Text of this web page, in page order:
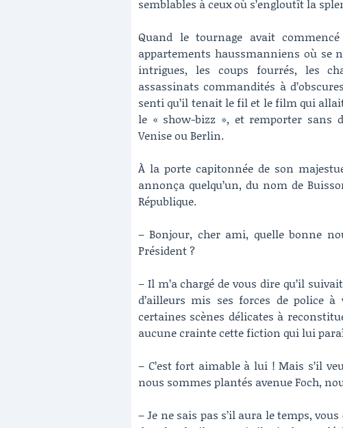
semblables à ceux où s’engloutît la
Quand le tournage avait
appartements haussmanniens où se
intrigues, les coups fourrés, les
assassinats commandités à
senti qu’il tenait le fil et le film qui
le « show-bizz », et remporter sans
Venise ou Berlin.
À la porte capitonnée de son
annonça quelqu’un, du nom de
République.
– Bonjour, cher ami, quelle bonne
Président ?
– Il m’a chargé de vous dire qu’il
d’ailleurs mis ses forces de police
certaines scènes délicates à
aucune crainte cette fiction qui lui
– C’est fort aimable à lui ! Mais s’il
nous sommes plantés avenue Foch,
– Je ne sais pas s’il aura le temps,